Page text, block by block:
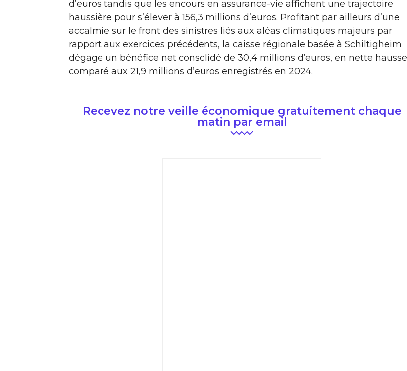
d’euros tandis que les encours en assurance-vie affichent une trajectoire
haussière pour s’élever à 156,3 millions d’euros. Profitant par ailleurs d’une
accalmie sur le front des sinistres liés aux aléas climatiques majeurs par
rapport aux exercices précédents, la caisse régionale basée à Schiltigheim
dégage un bénéfice net consolidé de 30,4 millions d’euros, en nette hausse
comparé aux 21,9 millions d’euros enregistrés en 2024.
Recevez notre veille économique gratuitement chaque
matin par email